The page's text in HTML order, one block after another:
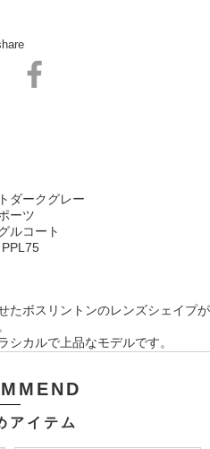
ークグレー
ーツ
ルコート
たボスリントンのレンズシェイプが
シカルで上品なモデルです。
アイテム